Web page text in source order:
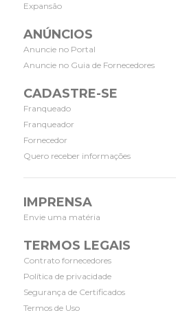
Expansão
ANÚNCIOS
Anuncie no Portal
Anuncie no Guia de Fornecedores
CADASTRE-SE
Franqueado
Franqueador
Fornecedor
Quero receber informações
IMPRENSA
Envie uma matéria
TERMOS LEGAIS
Contrato fornecedores
Política de privacidade
Segurança de Certificados
Termos de Uso